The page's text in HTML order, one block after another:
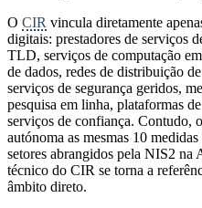
O CIR vincula diretamente
digitais: prestadores de serviços
TLD, serviços de computação
de dados, redes de distribuição
serviços de segurança geridos,
pesquisa em linha, plataformas
serviços de confiança. Contudo,
autónoma as mesmas 10
setores abrangidos pela NIS2 na
técnico do CIR se torna a
âmbito direto.